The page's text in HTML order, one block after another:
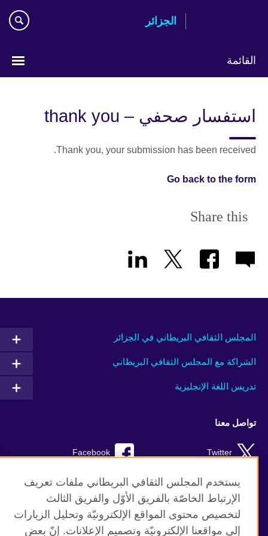
الجزائر
القائمة
language
استفسار صحفي – thank you
Thank you, your submission has been received.
Go back to the form
Share this
المجلس الثقافي البريطاني في الجزائر
الشراكة مع المجلس الثقافي البريطاني
تدريس اللغة الإنجليزية
تواصل معنا
Facebook Twitter
TikTok Instagram
Youtube
يستخدم المجلس الثقافي البريطاني ملفات تعريف
الإرتباط الخاصّة بالفريق الأوّل والفريق الثالث
لتخصيص محتوى المواقع الإلكترونيّة وتحليل الزيارات
إلى مواقعنا الإلكترونيّة وتصميم الإعلانات. إنّ بعض